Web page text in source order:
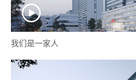
我们是一家人